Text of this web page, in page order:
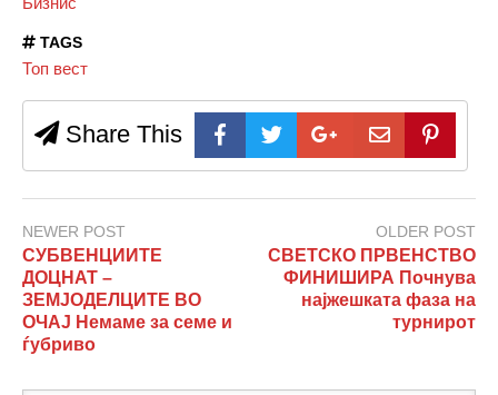
TAGS
Топ вест
Share This
NEWER POST
СУБВЕНЦИИТЕ
ДОЦНАТ –
ЗЕМЈОДЕЛЦИТЕ ВО
ОЧАЈ Немаме за семе и
ѓубриво
OLDER POST
СВЕТСКО ПРВЕНСТВО
ФИНИШИРА Почнува
најжешката фаза на
турнирот